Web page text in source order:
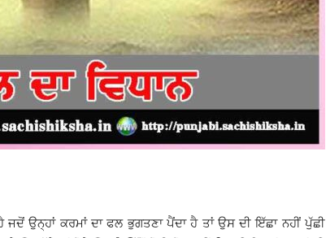
ਉਨ੍ਹਾਂ ਕਰਮਾਂ ਦਾ ਫਲ ਭੁਗਤਣਾ ਪੈਂਦਾ ਹੈ ਤਾਂ ਉਸ ਦੀ ਇੱਛਾ ਨਹੀਂ ਪੁੱਛੀ